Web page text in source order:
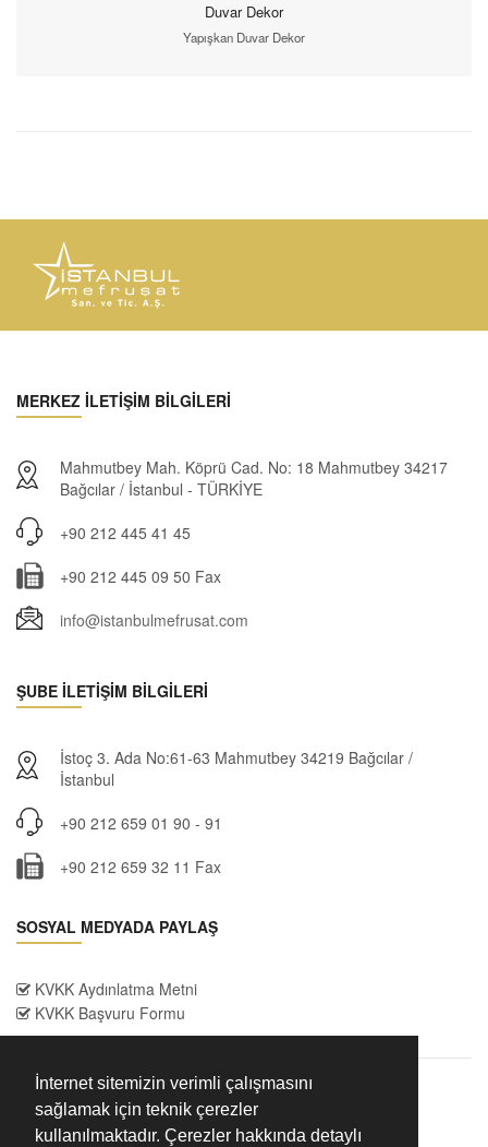
İnternet sitemizin verimli çalışmasını
sağlamak için teknik çerezler
kullanılmaktadır. Çerezler hakkında detaylı
Duvar Dekor
Yapışkan Duvar Dekor
MERKEZ İLETİŞİM BİLGİLERİ
Mahmutbey Mah. Köprü Cad. No: 18 Mahmutbey 34217
Bağcılar / İstanbul - TÜRKİYE
+90 212 445 41 45
+90 212 445 09 50 Fax
info@istanbulmefrusat.com
ŞUBE İLETİŞİM BİLGİLERİ
İstoç 3. Ada No:61-63 Mahmutbey 34219 Bağcılar /
İstanbul
+90 212 659 01 90 - 91
+90 212 659 32 11 Fax
SOSYAL MEDYADA PAYLAŞ
KVKK Aydınlatma Metni
KVKK Başvuru Formu